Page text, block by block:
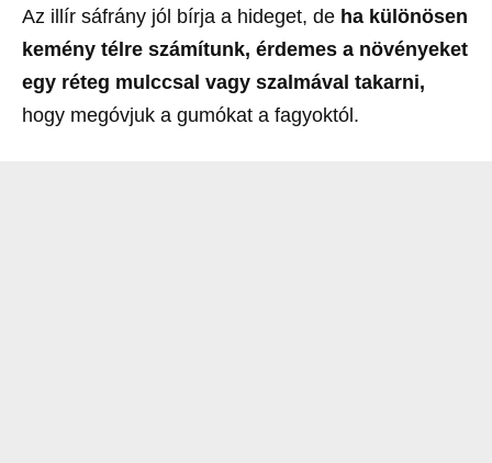
Az illír sáfrány jól bírja a hideget, de ha különösen
kemény télre számítunk, érdemes a növényeket
egy réteg mulccsal vagy szalmával takarni,
hogy megóvjuk a gumókat a fagyoktól.